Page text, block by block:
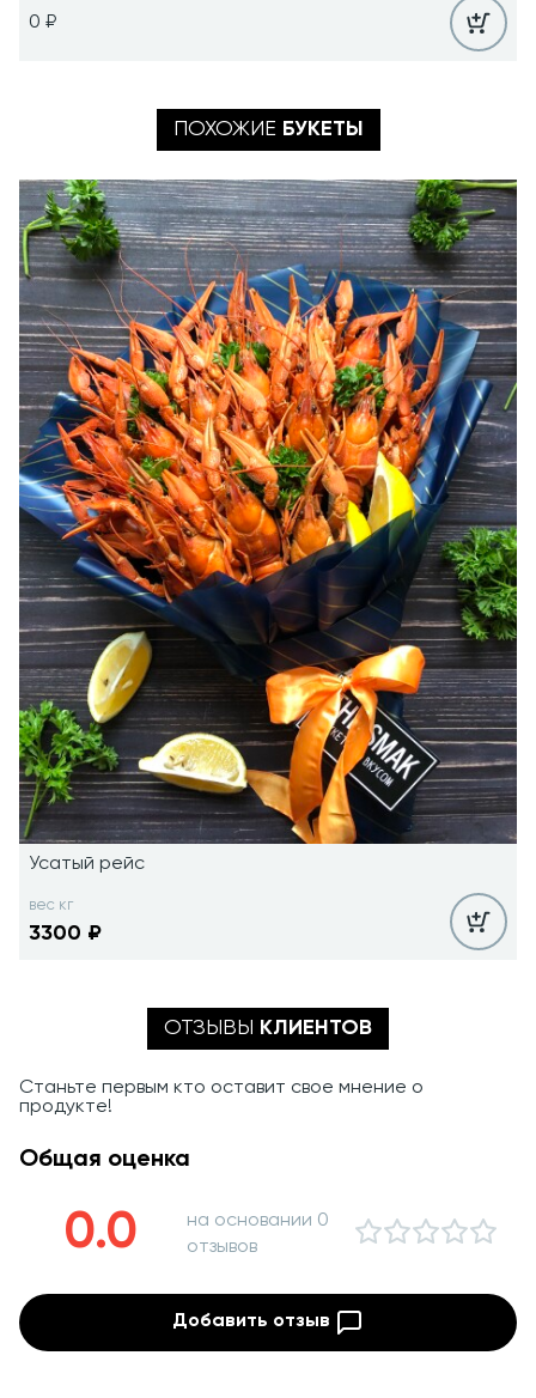
0 ₽
ПОХОЖИЕ БУКЕТЫ
Усатый рейс
вес кг
3300 ₽
ОТЗЫВЫ КЛИЕНТОВ
Станьте первым кто оставит свое мнение о
продукте!
Общая оценка
0.0
на основании 0
отзывов
Добавить отзыв